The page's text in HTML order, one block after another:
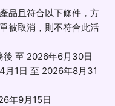
品且符合以下條件，方
被取消，則不符合此活
後 至 2026年6月30日
月1日 至 2026年8月31
年9月15日